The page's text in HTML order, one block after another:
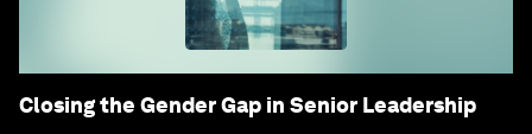
Closing the Gender Gap in Senior Leadership